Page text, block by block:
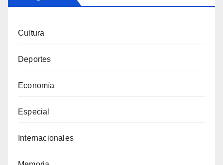
Cultura
Deportes
Economía
Especial
Internacionales